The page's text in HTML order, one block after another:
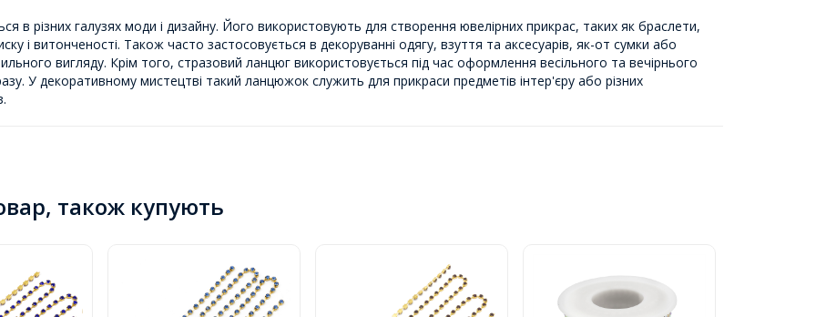
в різних галузях моди і дизайну. Його використовують для створення ювелірних прикрас, таких як браслети,
і витонченості. Також часто застосовується в декоруванні одягу, взуття та аксесуарів, як-от сумки або
вигляду. Крім того, стразовий ланцюг використовується під час оформлення весільного та вечірнього
У декоративному мистецтві такий ланцюжок служить для прикраси предметів інтер'єру або різних
також купують